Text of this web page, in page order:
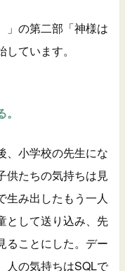
」の第二部「神様は
ています。
、小学校の先生にな
供たちの気持ちは見
生み出したもう一人
として送り込み、先
ることにした。デー
人の気持ちはSQLで